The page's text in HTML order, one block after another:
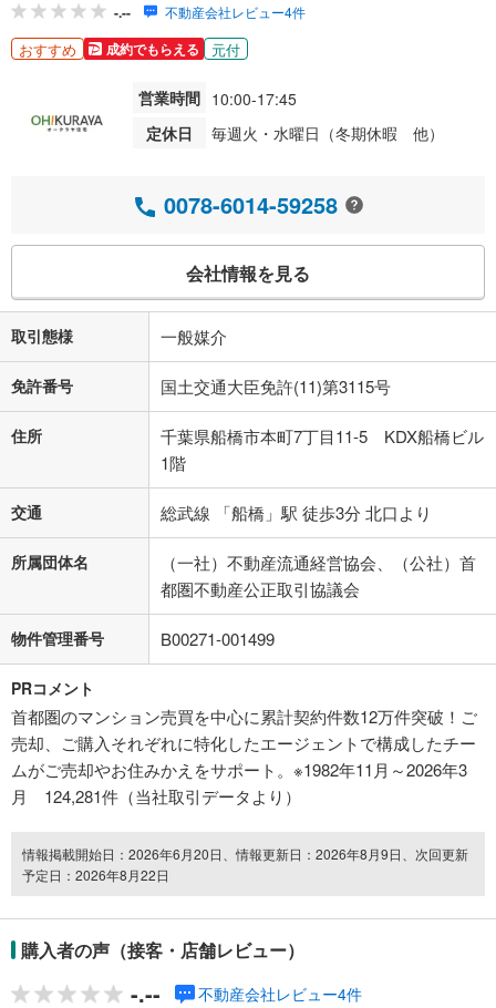
-.-- 不動産会社レビュー4件
おすすめ 成約でもらえる 元付
営業時間 10:00-17:45
定休日
毎週火・水曜日（冬期休暇 他）
0078-6014-59258
会社情報を見る
取引態様 一般媒介
免許番号 国土交通大臣免許(11)第3115号
住所
千葉県船橋市本町7丁目11-5 KDX船橋ビル
1階
交通 総武線 「船橋」駅 徒歩3分 北口より
所属団体名
（一社）不動産流通経営協会、（公社）首
都圏不動産公正取引協議会
物件管理番号 B00271-001499
PRコメント
首都圏のマンション売買を中心に累計契約件数12万件突破！ご
売却、ご購入それぞれに特化したエージェントで構成したチー
ムがご売却やお住みかえをサポート。※1982年11月～2026年3
月 124,281件（当社取引データより）
情報掲載開始日：2026年6月20日、情報更新日：2026年8月9日、次回更新
予定日：2026年8月22日
購入者の声（接客・店舗レビュー）
-.-- 不動産会社レビュー4件